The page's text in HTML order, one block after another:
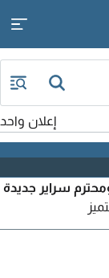
إعلان واحد
سراير جديدة